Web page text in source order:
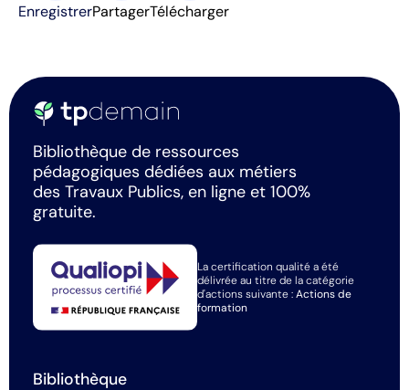
EnregistrerPartagerTélécharger
Bibliothèque de ressources
pédagogiques dédiées aux métiers
des Travaux Publics, en ligne et 100%
gratuite.
La certification qualité a été
délivrée au titre de la catégorie
d'actions suivante :Actions de
formation
Bibliothèque